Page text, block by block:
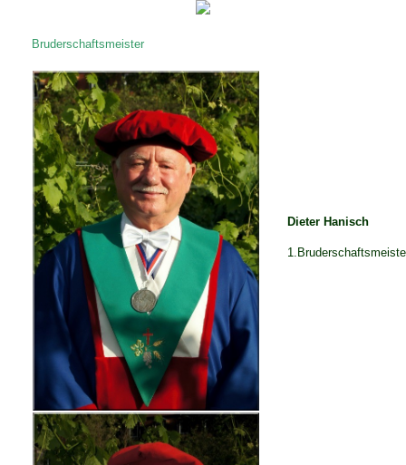
Bruderschaftsmeister
Dieter Hanisch